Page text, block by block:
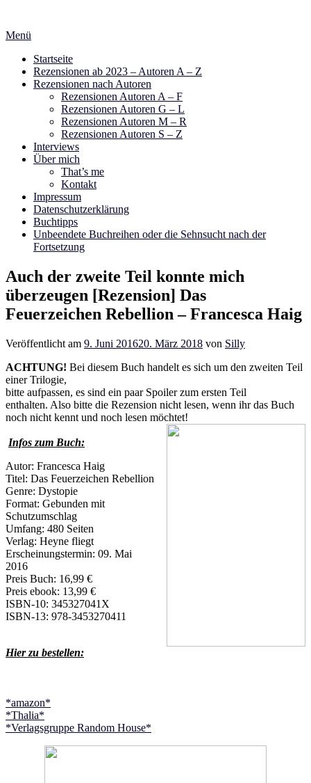
springen
Menü
Startseite
Rezensionen ab 2023 – Autoren A – Z
Rezensionen nach Autoren
Rezensionen Autoren A – F
Rezensionen Autoren G – L
Rezensionen Autoren M – R
Rezensionen Autoren S – Z
Interviews
Über mich
That’s me
Kontakt
Impressum
Datenschutzerklärung
Buchtipps
Unbeendete Buchreihen oder die Sehnsucht nach der
Fortsetzung
Auch der zweite Teil konnte mich
überzeugen [Rezension] Das
Feuerzeichen Rebellion – Francesca Haig
Veröffentlicht am 9. Juni 201620. März 2018 von Silly
ACHTUNG! Bei diesem Buch handelt es sich um den zweiten Teil
einer Trilogie,
bitte aufpassen, es sind ein paar Spoiler zum ersten Teil
enthalten. Also bitte die Rezension nicht lesen, wenn ihr das Buch
noch nicht kennt und noch lesen möchtet!
Infos zum Buch:
Autor: Francesca Haig
Titel: Das Feuerzeichen Rebellion
Genre: Dystopie
Format: Gebunden mit
Schutzumschlag
Umfang: 480 Seiten
Verlag: Heyne fliegt
Erscheinungstermin: 09. Mai
2016
Preis Buch: 16,99 €
Preis ebook: 13,99 €
ISBN-10: 345327041X
ISBN-13: 978-3453270411
Hier zu bestellen:
*amazon*
*Thalia*
*Verlagsgruppe Random House*